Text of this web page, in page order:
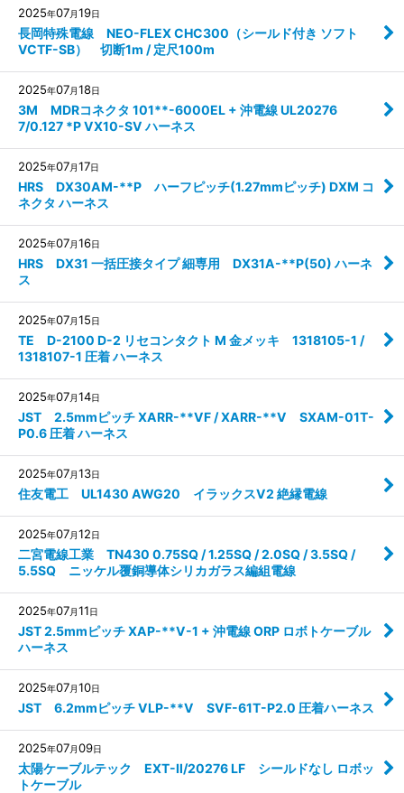
2025年07月19日
長岡特殊電線 NEO-FLEX CHC300（シールド付き ソフト
VCTF-SB） 切断1m / 定尺100m
2025年07月18日
3M MDRコネクタ 101**-6000EL + 沖電線 UL20276
7/0.127 *P VX10-SV ハーネス
2025年07月17日
HRS DX30AM-**P ハーフピッチ(1.27mmピッチ) DXM コ
ネクタ ハーネス
2025年07月16日
HRS DX31 一括圧接タイプ 細専用 DX31A-**P(50) ハーネ
ス
2025年07月15日
TE D-2100 D-2 リセコンタクト M 金メッキ 1318105-1 /
1318107-1 圧着 ハーネス
2025年07月14日
JST 2.5mmピッチ XARR-**VF / XARR-**V SXAM-01T-
P0.6 圧着 ハーネス
2025年07月13日
住友電工 UL1430 AWG20 イラックスV2 絶縁電線
2025年07月12日
二宮電線工業 TN430 0.75SQ / 1.25SQ / 2.0SQ / 3.5SQ /
5.5SQ ニッケル覆銅導体シリカガラス編組電線
2025年07月11日
JST 2.5mmピッチ XAP-**V-1 + 沖電線 ORP ロボトケーブル
ハーネス
2025年07月10日
JST 6.2mmピッチ VLP-**V SVF-61T-P2.0 圧着ハーネス
2025年07月09日
太陽ケーブルテック EXT-Ⅱ/20276 LF シールドなし ロボッ
トケーブル